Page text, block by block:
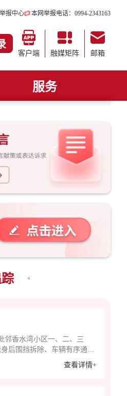
报中心 本网举报电话：0994-2343163
客户端 融媒矩阵 邮箱
服务
邻香水湾小区一、二、三
后围挡拆除、车辆有序通
。困扰周边群众多年的出行
查看详情+